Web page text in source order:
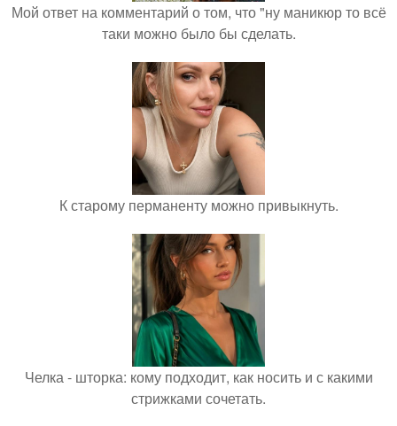
Мой ответ на комментарий о том, что "ну маникюр то всё
таки можно было бы сделать.
К старому перманенту можно привыкнуть.
Челка - шторка: кому подходит, как носить и с какими
стрижками сочетать.